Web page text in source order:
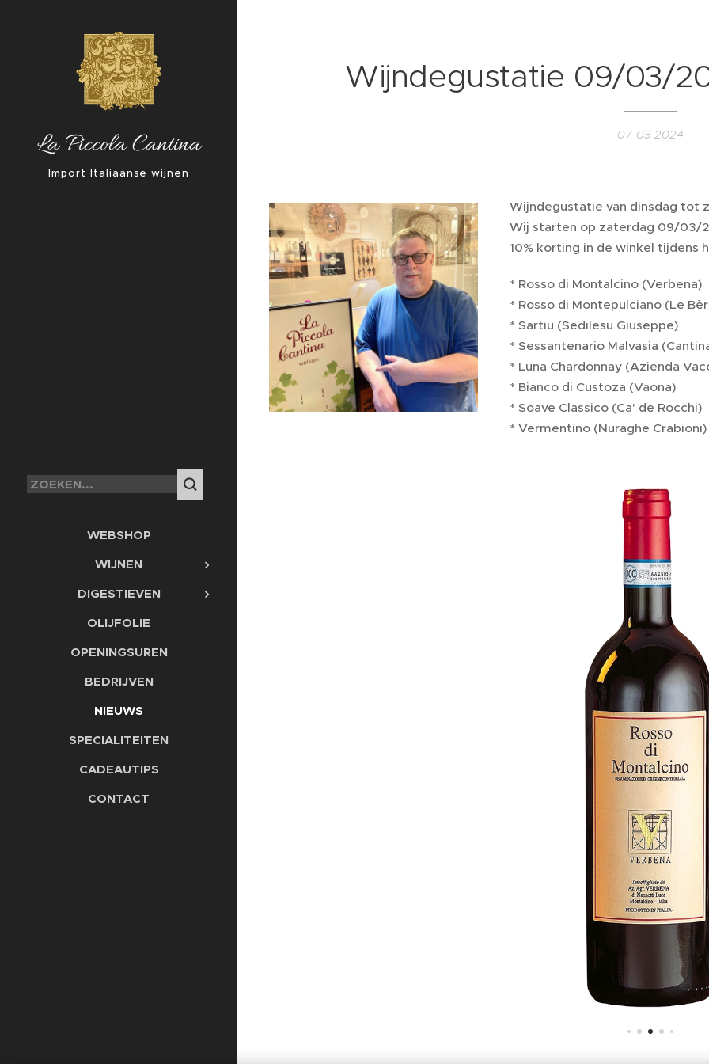
La Piccola Cantina
Import Italiaanse wijnen
WEBSHOP
WIJNEN
DIGESTIEVEN
OLIJFOLIE
OPENINGSUREN
BEDRIJVEN
NIEUWS
SPECIALITEITEN
CADEAUTIPS
CONTACT
Wijndegustatie 09/03/
07-03-2024
Wijndegustatie van dinsdag tot
Wij starten op zaterdag 09/
10% korting in de winkel tijdens
* Rosso di Montalcino (Verbena)
* Rosso di Montepulciano (Le
* Sartiu (Sedilesu Giuseppe)
* Sessantenario Malvasia
* Luna Chardonnay (Azienda
* Bianco di Custoza (Vaona)
* Soave Classico (Ca' de Rocchi)
* Vermentino (Nuraghe Crabioni)